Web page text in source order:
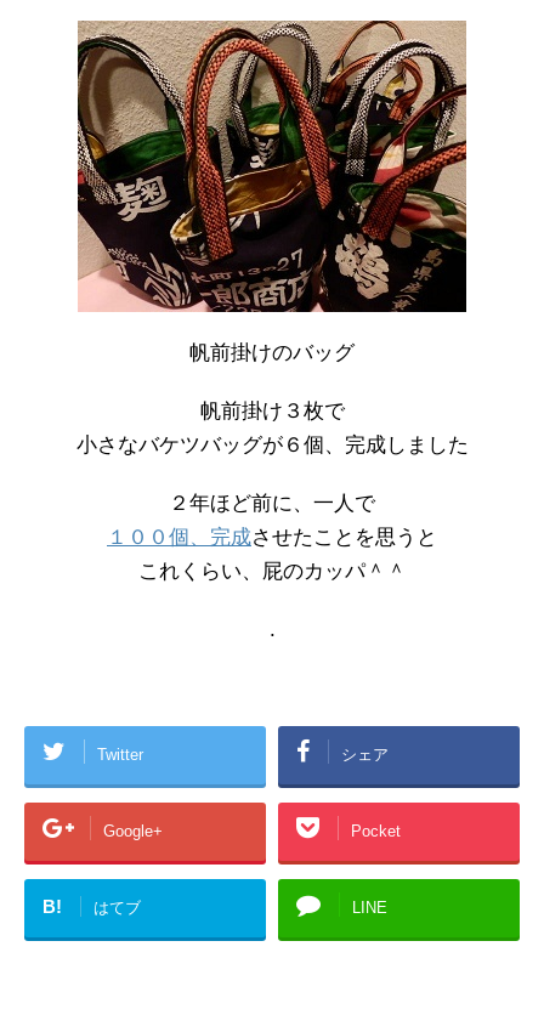
帆前掛けのバッグ
帆前掛け３枚で
小さなバケツバッグが６個、完成しました
２年ほど前に、一人で
１００個、完成させたことを思うと
これくらい、屁のカッパ＾＾
.
Twitter シェア
Google+ Pocket
B! はてブ LINE